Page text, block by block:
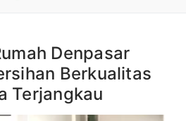
Denpasar
Berkualitas
Terjangkau